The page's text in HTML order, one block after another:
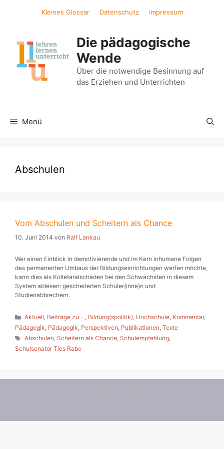
Kleines Glossar Datenschutz Impressum
Die pädagogische
Wende
Über die notwendige Besinnung auf
das Erziehen und Unterrichten
Menü
Abschulen
Vom Abschulen und Scheitern als Chance
10. Juni 2014 von Ralf Lankau
Wer einen Einblick in demotivierende und im Kern inhumane Folgen
des permanenten Umbaus der Bildungseinrichtungen werfen möchte,
kann dies als Kolletaralschäden bei den Schwächsten in diesem
System ablesen: gescheiterten Schüler(inne)n und
Studienabbrechern.
Kategorien
Aktuell, Beiträge zu ..., Bildung(spolitik), Hochschule, Kommentar,
Pädagogik, Pädagogik, Perspektiven, Publikationen, Texte
Schlagwörter
Abschulen,Scheitern als Chance,Schulempfehlung,
Schulsenator Ties Rabe